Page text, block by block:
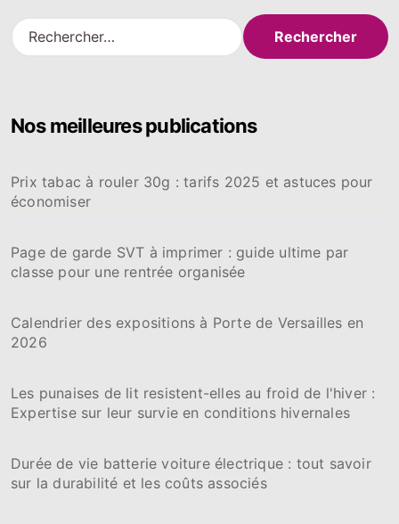
R
e
r
e
r
Nos meilleures publications
Prix tabac à rouler 30g : tarifs 2025 et astuces pour
économiser
Page de garde SVT à imprimer : guide ultime par
classe pour une rentrée organisée
Calendrier des expositions à Porte de Versailles en
2026
Les punaises de lit resistent-elles au froid de l'hiver :
Expertise sur leur survie en conditions hivernales
Durée de vie batterie voiture électrique : tout savoir
sur la durabilité et les coûts associés